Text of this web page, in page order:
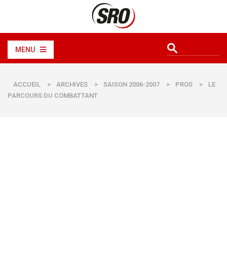
MENU
ACCUEIL > ARCHIVES > SAISON 2006-2007 > PROS >
LE
PARCOURS DU COMBATTANT